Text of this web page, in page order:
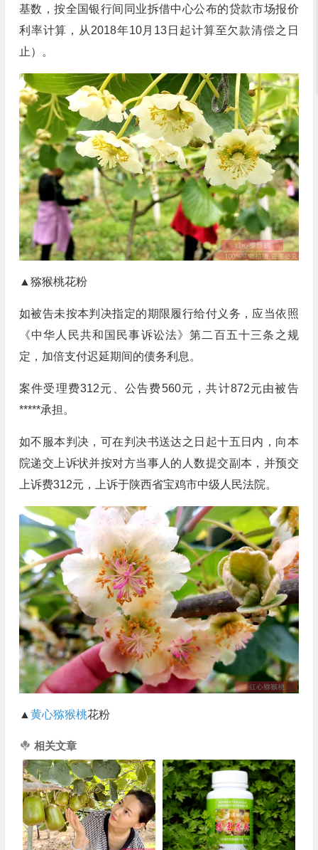
基数，按全国银行间同业拆借中心公布的贷款市场报价
利率计算，从2018年10月13日起计算至欠款清偿之日
止）。
▲猕猴桃花粉
如被告未按本判决指定的期限履行给付义务，应当依照
《中华人民共和国民事诉讼法》第二百五十三条之规
定，加倍支付迟延期间的债务利息。
案件受理费312元、公告费560元，共计872元由被告
*****承担。
如不服本判决，可在判决书送达之日起十五日内，向本
院递交上诉状并按对方当事人的人数提交副本，并预交
上诉费312元，上诉于陕西省宝鸡市中级人民法院。
▲ 黄心猕猴桃花粉
相关文章